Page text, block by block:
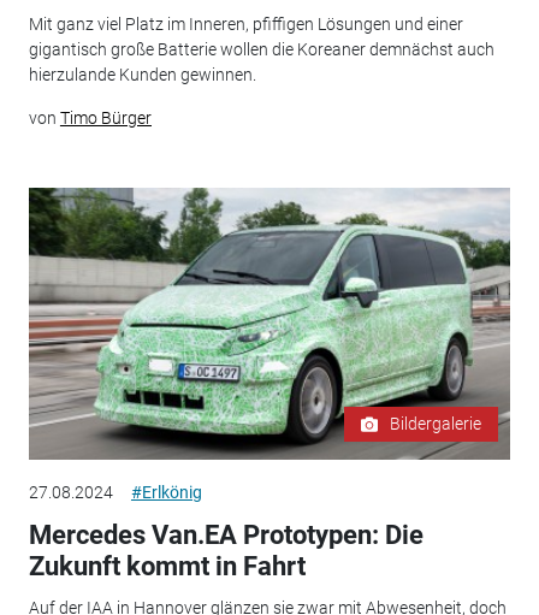
Mit ganz viel Platz im Inneren, pfiffigen Lösungen und einer
gigantisch große Batterie wollen die Koreaner demnächst auch
hierzulande Kunden gewinnen.
von Timo Bürger
Bildergalerie
27.08.2024 #Erlkönig
Mercedes Van.EA Prototypen: Die
Zukunft kommt in Fahrt
Auf der IAA in Hannover glänzen sie zwar mit Abwesenheit, doch